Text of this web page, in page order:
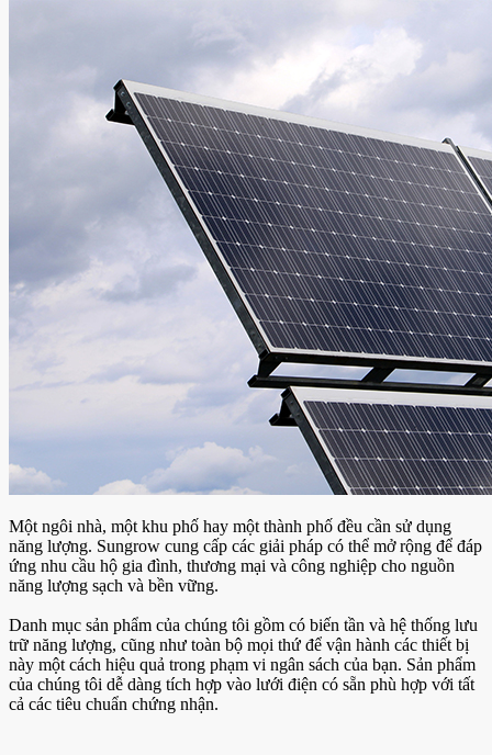
Một ngôi nhà, một khu phố hay một thành phố đều cần sử dụng
năng lượng. Sungrow cung cấp các giải pháp có thể mở rộng để đáp
ứng nhu cầu hộ gia đình, thương mại và công nghiệp cho nguồn
năng lượng sạch và bền vững.
Danh mục sản phẩm của chúng tôi gồm có biến tần và hệ thống lưu
trữ năng lượng, cũng như toàn bộ mọi thứ để vận hành các thiết bị
này một cách hiệu quả trong phạm vi ngân sách của bạn. Sản phẩm
của chúng tôi dễ dàng tích hợp vào lưới điện có sẵn phù hợp với tất
cả các tiêu chuẩn chứng nhận.